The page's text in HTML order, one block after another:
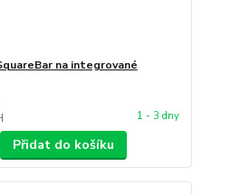
na integrované
1 - 3 dny
Přidat do košíku